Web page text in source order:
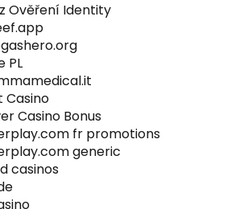
Ověření Identity
PL
Casino
Casino Bonus
fr promotions
generic
casinos